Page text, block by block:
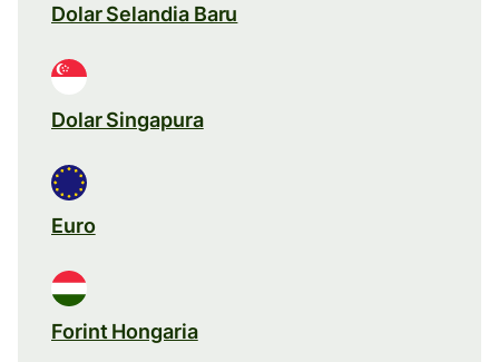
Dolar Selandia Baru
Dolar Singapura
Euro
Forint Hongaria